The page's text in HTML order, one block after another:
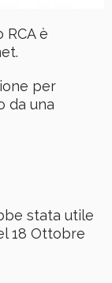
RCA è
per
da una
stata utile
18 Ottobre